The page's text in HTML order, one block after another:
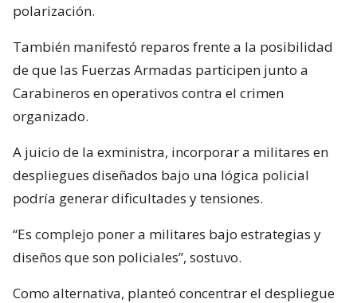
polarización.
También manifestó reparos frente a la posibilidad
de que las Fuerzas Armadas participen junto a
Carabineros en operativos contra el crimen
organizado.
A juicio de la exministra, incorporar a militares en
despliegues diseñados bajo una lógica policial
podría generar dificultades y tensiones.
“Es complejo poner a militares bajo estrategias y
diseños que son policiales”, sostuvo.
Como alternativa, planteó concentrar el despliegue